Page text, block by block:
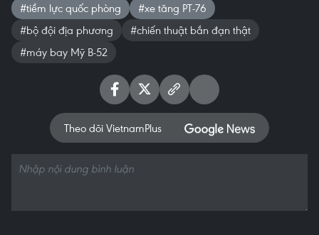
#tiềm lực quốc phòng
#xe tăng PT-76
#bộ đội địa phương
#chiến thuật bắn đạn thật
#máy bay Mỹ B-52
Theo dõi VietnamPlus